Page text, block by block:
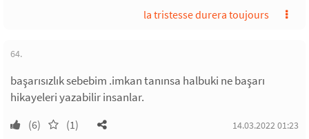
la tristesse durera toujours
64.
başarısızlık sebebim .imkan tanınsa halbuki ne başarı
hikayeleri yazabilir insanlar.
(6) (1) 14.03.2022 01:23